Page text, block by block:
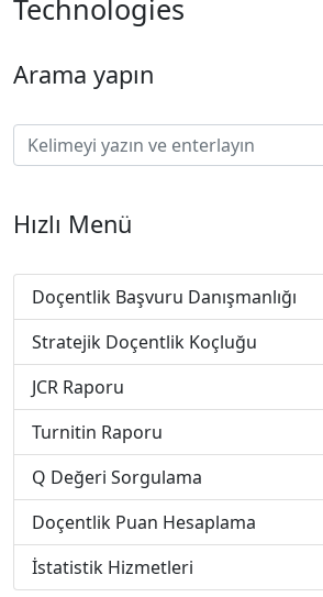
Technologies
Arama yapın
Hızlı Menü
Doçentlik Başvuru Danışmanlığı
Stratejik Doçentlik Koçluğu
JCR Raporu
Turnitin Raporu
Q Değeri Sorgulama
Doçentlik Puan Hesaplama
İstatistik Hizmetleri